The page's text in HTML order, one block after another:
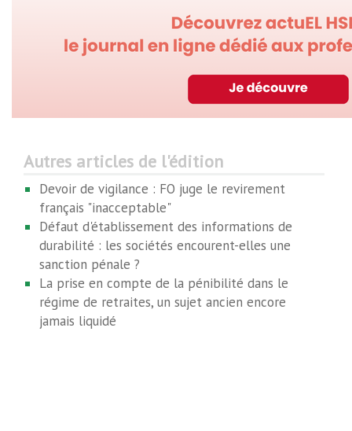
Autres articles de l'édition
Devoir de vigilance : FO juge le revirement
français "inacceptable"
Défaut d'établissement des informations de
durabilité : les sociétés encourent-elles une
sanction pénale ?
La prise en compte de la pénibilité dans le
régime de retraites, un sujet ancien encore
jamais liquidé